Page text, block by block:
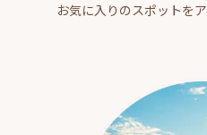
お気に入りのスポットを